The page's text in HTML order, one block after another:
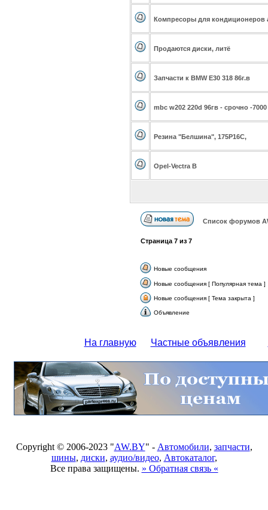
Компресоры для
Продаются диски, литё
Запчасти к BMW E30 318 86г.в
mbc w202 220d 96гв - срочно -7000
Резина "Белшина", 175Р16С,
Opel-Vectra B
Список форумов
Страница 7из 7
Новые сообщения
Новые сообщения [ Популярная тема ]
Новые сообщения [ Тема закрыта ]
Объявление
На главную Частные объявления
Copyright © 2006-2023 "AW.BY" - Автомобили, запчасти,
шины, диски, аудио/видео, Автокаталог,
Все права защищены. » Обратная связь «